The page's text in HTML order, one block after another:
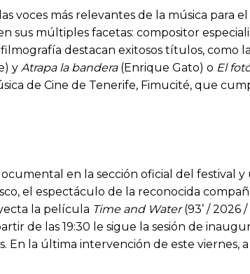
voces más relevantes de la música para
múltiples facetas: compositor
destacan exitosos títulos, como
y Atrapa la bandera(Enrique Gato) o El
de Cine de Tenerife, Fimucité, que
en la sección oficial del festival
el espectáculo de la reconocida
la película Time and Water(93’ / 2026
de las 19:30 le sigue la sesión de
En la última intervención de este viernes,